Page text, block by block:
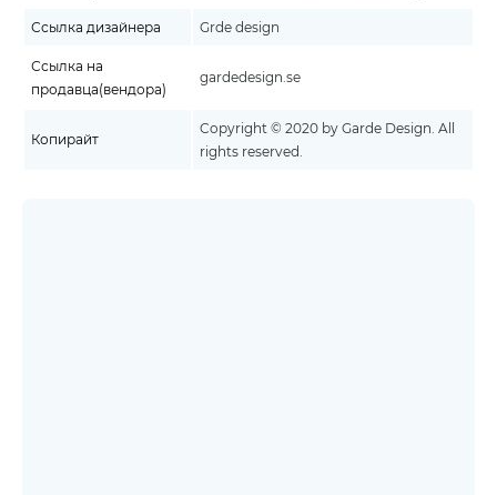
Ссылка дизайнера Grde design
Ссылка на
продавца(вендора)
gardedesign.se
Копирайт
Copyright © 2020 by Garde Design. All
rights reserved.